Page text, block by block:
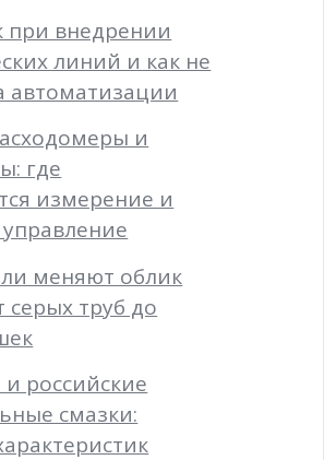
внедрении
линий и как не
автоматизации
и
где
измерение и
меняют облик
серых труб до
российские
смазки: